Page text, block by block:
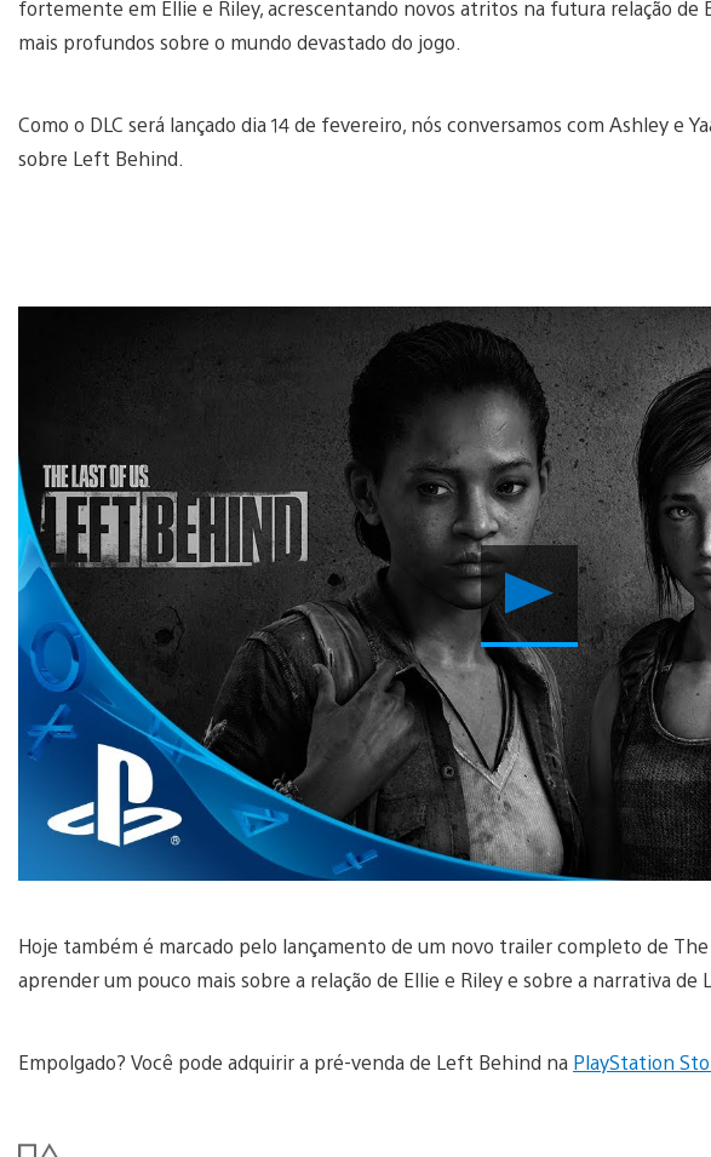
fortemente em Ellie e Riley, acrescentando novos atritos na futura relação de
mais profundos sobre o mundo devastado do jogo.
Como o DLC será lançado dia 14 de fevereiro, nós conversamos com Ashley e
sobre Left Behind.
Reproduzir
Vídeo
Hoje também é marcado pelo lançamento de um novo trailer completo de
aprender um pouco mais sobre a relação de Ellie e Riley e sobre a narrativa de
Empolgado? Você pode adquirir a pré-venda de Left Behind na PlayStation